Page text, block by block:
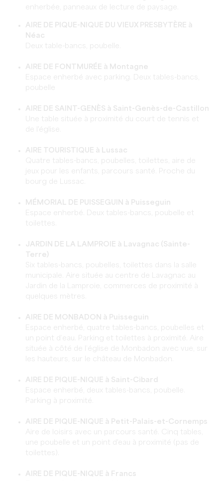
enherbée, panneaux de lecture de paysage.
AIRE DE PIQUE-NIQUE DU VIEUX PRESBYTÈRE à
Néac
Deux table-bancs, poubelle.
AIRE DE FONTMURÉE à Montagne
Espace enherbé avec parking. Deux tables-bancs,
poubelle
AIRE DE SAINT-GENÈS à Saint-Genès-de-Castillon
Une table située à proximité du court de tennis et
de l'église.
AIRE TOURISTIQUE à Lussac
Quatre tables-bancs, poubelles, toilettes, aire de
jeux pour les enfants, parcours santé. Proche du
bourg de Lussac.
MÉMORIAL DE PUISSEGUIN à Puisseguin
Espace enherbé. Deux tables-bancs, poubelle et
toilettes.
JARDIN DE LA LAMPROIE à Lavagnac (Sainte-
Terre)
Six tables-bancs, poubelles, toilettes dans la salle
municipale. Aire située au centre de Lavagnac au
Jardin de la Lamproie, commerces de proximité à
quelques mètres.
AIRE DE MONBADON à Puisseguin
Espace enherbé, quatre tables-bancs, poubelles et
un point d’eau. Parking et toilettes à proximité. Aire
située à côté de l’église de Monbadon avec vue, sur
les hauteurs, sur le château de Monbadon.
AIRE DE PIQUE-NIQUE à Saint-Cibard
Espace enherbé, deux tables-bancs, poubelle.
Parking à proximité.
AIRE DE PIQUE-NIQUE à Petit-Palais-et-Cornemps
Aire de loisirs avec un parcours santé. Cinq tables,
une poubelle et un point d'eau à proximité (pas de
toilettes).
AIRE DE PIQUE-NIQUE à Francs